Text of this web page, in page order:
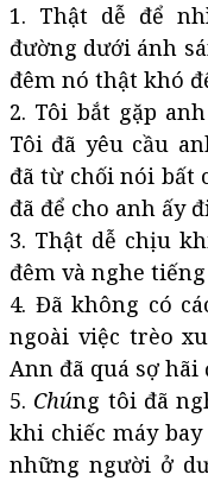
1. Thật dễ để
đường dưới ánh
đêm nó thật khó
2. Tôi bắt gặp
Tôi đã yêu cầu
đã từ chối nói bất
đã để cho anh ấy
3. Thật dễ chịu
đêm và nghe
4. Đã không có
ngoài việc trèo
Ann đã quá sợ hãi
5. Chúng tôi đã
khi chiếc máy
những người ở